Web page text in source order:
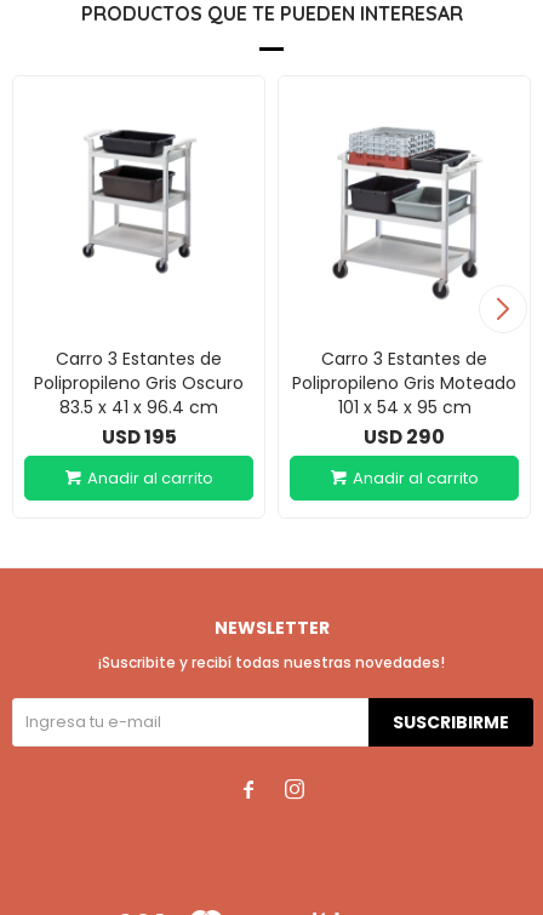
PRODUCTOS QUE TE PUEDEN INTERESAR
Carro 3 Estantes de
Polipropileno Gris Oscuro
83.5 x 41 x 96.4 cm
USD195
Carro 3 Estantes de
Polipropileno Gris Moteado
101 x 54 x 95 cm
USD290
NEWSLETTER
¡Suscribite y recibí todas nuestras novedades!
SUSCRIBIRME
 